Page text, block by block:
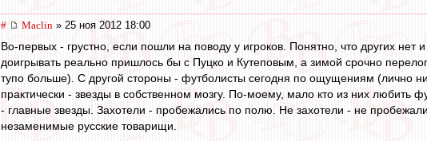
# Maclin » 25 ноя 2012 18:00
Во-первых - грустно, если пошли на поводу у игроков. Понятно, что других
доигрывать реально пришлось бы с Пуцко и Кутеповым, а зимой срочно
тупо больше). С другой стороны - футболисты сегодня по ощущениям (лично
практически - звезды в собственном мозгу. По-моему, мало кто из них любить
- главные звезды. Захотели - пробежались по полю. Не захотели - не
незаменимые русские товарищи.